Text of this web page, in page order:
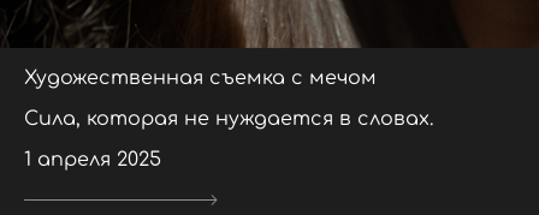
Художественная съемка с мечом
Сила, которая не нуждается в словах.
1 апреля 2025